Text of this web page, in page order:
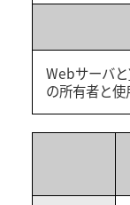
Webサーバと
の所有者と使